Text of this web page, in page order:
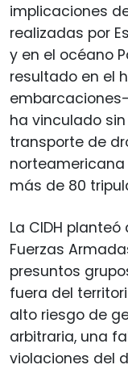
implicaciones
realizadas por
y en el océano
resultado en el
ha vinculado
transporte de
más de 80
La CIDH
Fuerzas
presuntos
fuera del
alto riesgo de
arbitraria, una
violaciones del